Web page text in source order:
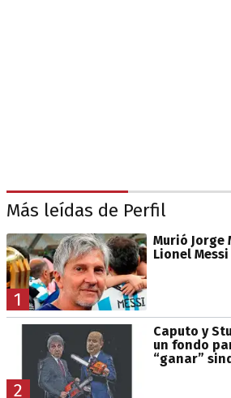
Más leídas de Perfil
1
Murió Jorge
Lionel Messi
2
Caputo y
un fondo
“ganar”